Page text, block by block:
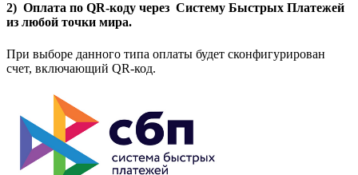
2) Оплата по QR-коду через Систему Быстрых Платежей
из любой точки мира.
При выборе данного типа оплаты будет сконфигурирован
счет, включающий QR-код.